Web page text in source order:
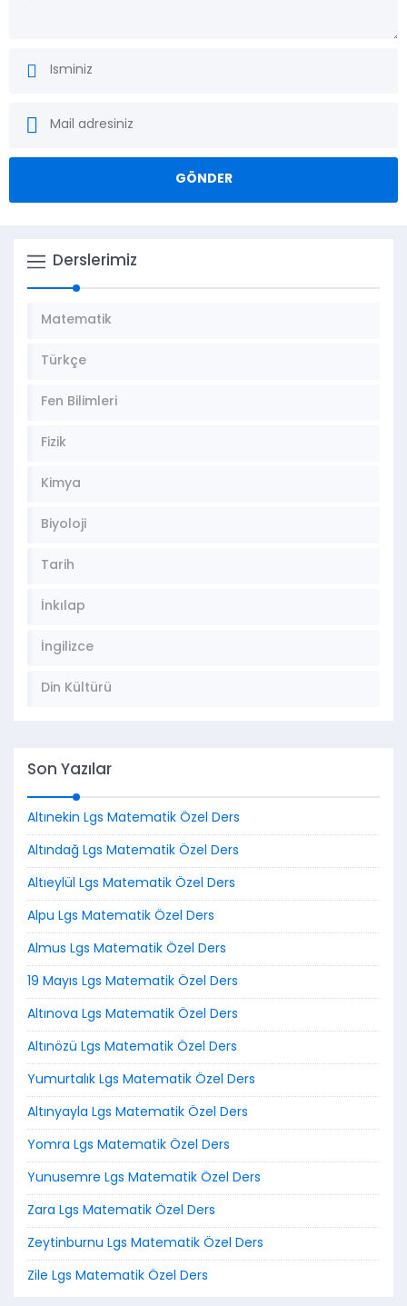
Derslerimiz
Matematik
Türkçe
Fen Bilimleri
Fizik
Kimya
Biyoloji
Tarih
İnkılap
İngilizce
Din Kültürü
Son Yazılar
Altınekin Lgs Matematik Özel Ders
Altındağ Lgs Matematik Özel Ders
Altıeylül Lgs Matematik Özel Ders
Alpu Lgs Matematik Özel Ders
Almus Lgs Matematik Özel Ders
19 Mayıs Lgs Matematik Özel Ders
Altınova Lgs Matematik Özel Ders
Altınözü Lgs Matematik Özel Ders
Yumurtalık Lgs Matematik Özel Ders
Altınyayla Lgs Matematik Özel Ders
Yomra Lgs Matematik Özel Ders
Yunusemre Lgs Matematik Özel Ders
Zara Lgs Matematik Özel Ders
Zeytinburnu Lgs Matematik Özel Ders
Zile Lgs Matematik Özel Ders